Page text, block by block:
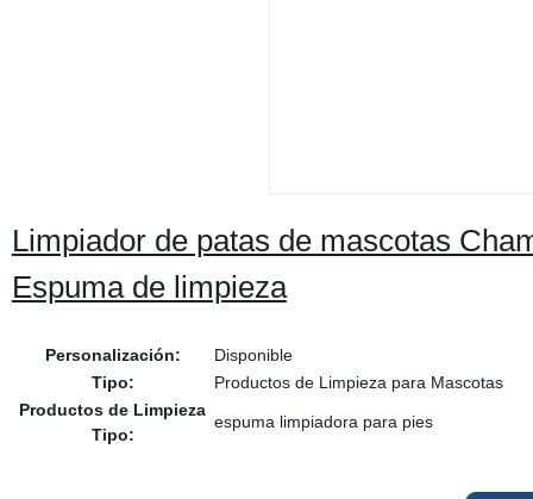
Limpiador de patas de mascotas
Espuma de limpieza
Personalización:
Disponible
Tipo:
Productos de Limpieza para Mascotas
Productos de Limpieza
Tipo:
espuma limpiadora para pies